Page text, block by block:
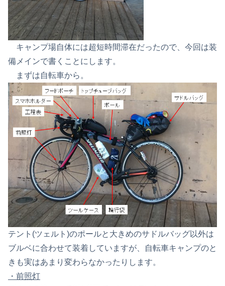
キャンプ場自体には超短時間滞在だったので、今回は装
備メインで書くことにします。
まずは自転車から。
テント(ツェルト)のポールと大きめのサドルバッグ以外は
ブルベに合わせて装着していますが、自転車キャンプのと
きも実はあまり変わらなかったりします。
・前照灯